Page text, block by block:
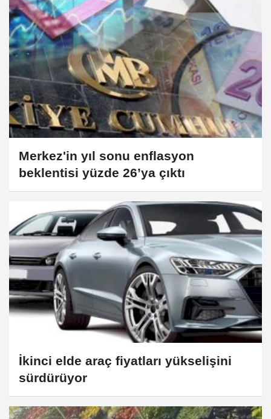
Merkez'in yıl sonu enflasyon
beklentisi yüzde 26’ya çıktı
İkinci elde araç fiyatları yükselişini
sürdürüyor